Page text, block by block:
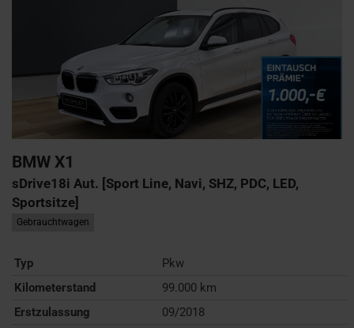
BMW X1
sDrive18i Aut. [Sport Line, Navi, SHZ, PDC, LED,
Sportsitze]
Gebrauchtwagen
Typ
Pkw
Kilometerstand
99.000 km
Erstzulassung
09/2018